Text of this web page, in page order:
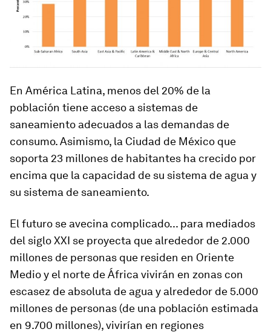
En América Latina, menos del 20% de la
población tiene acceso a sistemas de
saneamiento adecuados a las demandas de
consumo. Asimismo, la Ciudad de México que
soporta 23 millones de habitantes ha crecido por
encima que la capacidad de su sistema de agua y
su sistema de saneamiento.
El futuro se avecina complicado... para mediados
del siglo XXI se proyecta que alrededor de 2.000
millones de personas que residen en Oriente
Medio y el norte de África vivirán en zonas con
escasez de absoluta de agua y alrededor de 5.000
millones de personas (de una población estimada
en 9.700 millones), vivirían en regiones